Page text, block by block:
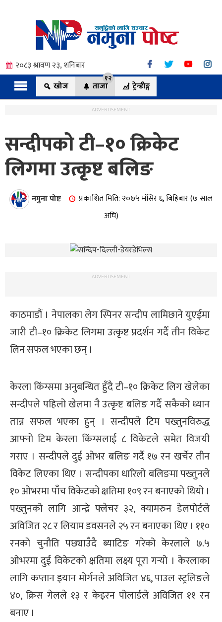
२०८३ श्रावण २३, शनिबार
खोज
ताजा
१२
ट्रेन्डीङ्ग
ADVERTISEMENT
सन्दीपको टी–१० क्रिकेट
लिगमा उत्कृष्ट बलिङ
नमुना पोष्ट
प्रकाशित मिति: २०७५ मंसिर ६, बिहिबार (७ साल
अघि)
ADVERTISEMENT
काठमाडौं । नेपालका लेग स्पिनर सन्दीप लामिछाने युएईमा
जारी टी–१० क्रिकेट लिगमा उत्कृष्ट प्रदर्शन गर्दै तीन विकेट
लिन सफल भएका छन् ।
केरला किंग्समा अनुबन्धित हुँदै टी–१० क्रिकेट लिग खेलेका
सन्दीपले पहिलो खेलमा नै उत्कृष्ट बलिङ गर्दै सकैको ध्यान
तान्न सफल भएका हुन् । सन्दीपले टिम पख्तुनविरुद्ध
आफ्नो टिम केरला किंग्सलाई ८ विकेटले समेत विजयी
गराए । सन्दीपले दुई ओभर बलिङ गर्दै १७ रन खर्चेर तीन
विकेट लिएका थिए । सन्दीपका धारिलो बलिङमा पख्तुनले
१० ओभरमा पाँच विकेटको क्षतिमा १०९ रन बनाएको थियो ।
पख्तुनको लागि आन्द्रे फ्लेचर ३२, क्यामरुन डेलपोर्टले
अविजित २८ र लियाम डवसनले २५ रन बनाएका थिए । ११०
रनको चुनौति पछ्याउँदै ब्याटिङ गरेको केरलाले ७.५
ओभरमा दुई विकेटको क्षतिमा लक्ष्य पूरा गर्‍यो । केरलाका
लागि कप्तान इयान मोर्गनले अविजित ४६, पाउल स्ट्रलिङले
४०, क्रिस गेलले १३ र केइरन पोलार्डले अविजित ११ रन
बनाए ।